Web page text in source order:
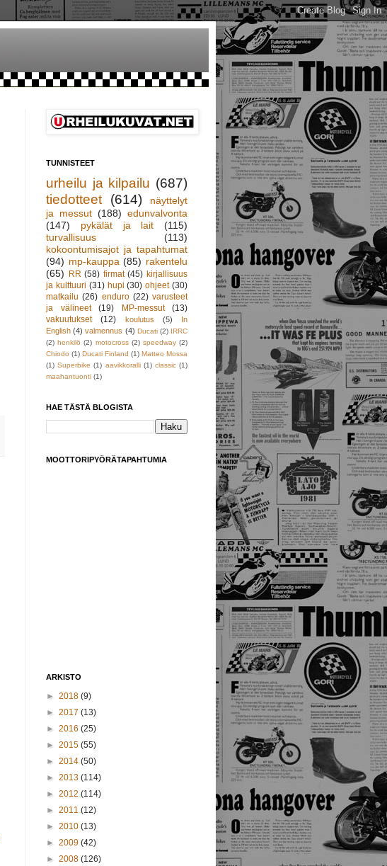
TUNNISTEET
urheilu ja kilpailu (687)
tiedotteet
(614)
näyttelyt
ja messut (188) edunvalvonta
(147)
pykälät ja lait
(115)
turvallisuus
(113)
kokoontumisajot ja tapahtumat
(94) mp-kauppa (85) rakentelu
(65)
RR (58) firmat (45) kirjallisuus
ja kulttuuri (31) hupi (30) ohjeet (30)
matkailu (26) enduro (22) varusteet
ja välineet
(19) MP-messut
(13)
vakuutukset
(12) koulutus (5)
In
English (4) valmennus (4) Ducati (2) IRRC
(2) henkilö (2) motocross (2) speedway (2)
Chiodo (1) Ducati Finland (1) Matteo Mossa
(1) Superbike (1) aavikkoralli (1) classic (1)
maahantuonti (1)
HAE TÄSTÄ BLOGISTA
MOOTTORIPYÖRÄTAPAHTUMIA
ARKISTO
► 2018 (9)
► 2017 (13)
► 2016 (25)
► 2015 (55)
► 2014 (50)
► 2013 (114)
► 2012 (114)
► 2011 (12)
► 2010 (13)
► 2009 (42)
► 2008 (126)